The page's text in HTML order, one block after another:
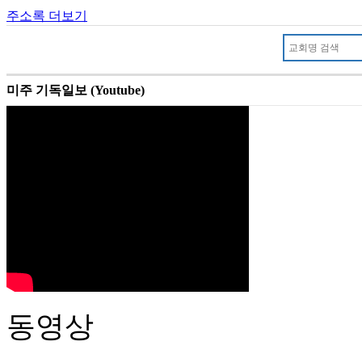
주소록 더보기
미주 기독일보 (Youtube)
동영상